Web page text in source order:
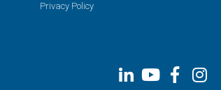
Privacy Policy